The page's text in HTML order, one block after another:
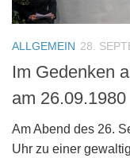
ALLGEMEIN 28.
Im Gedenken
am 26.09.1980
Am Abend des 26.
Uhr zu einer